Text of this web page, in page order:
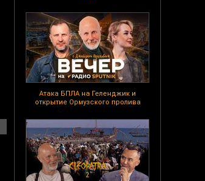
Атака БПЛА на Геленджик и
открытие Ормузского пролива